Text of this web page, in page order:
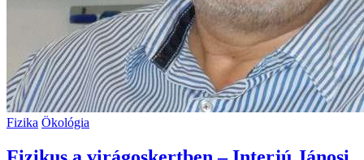
Fizika Ökológia